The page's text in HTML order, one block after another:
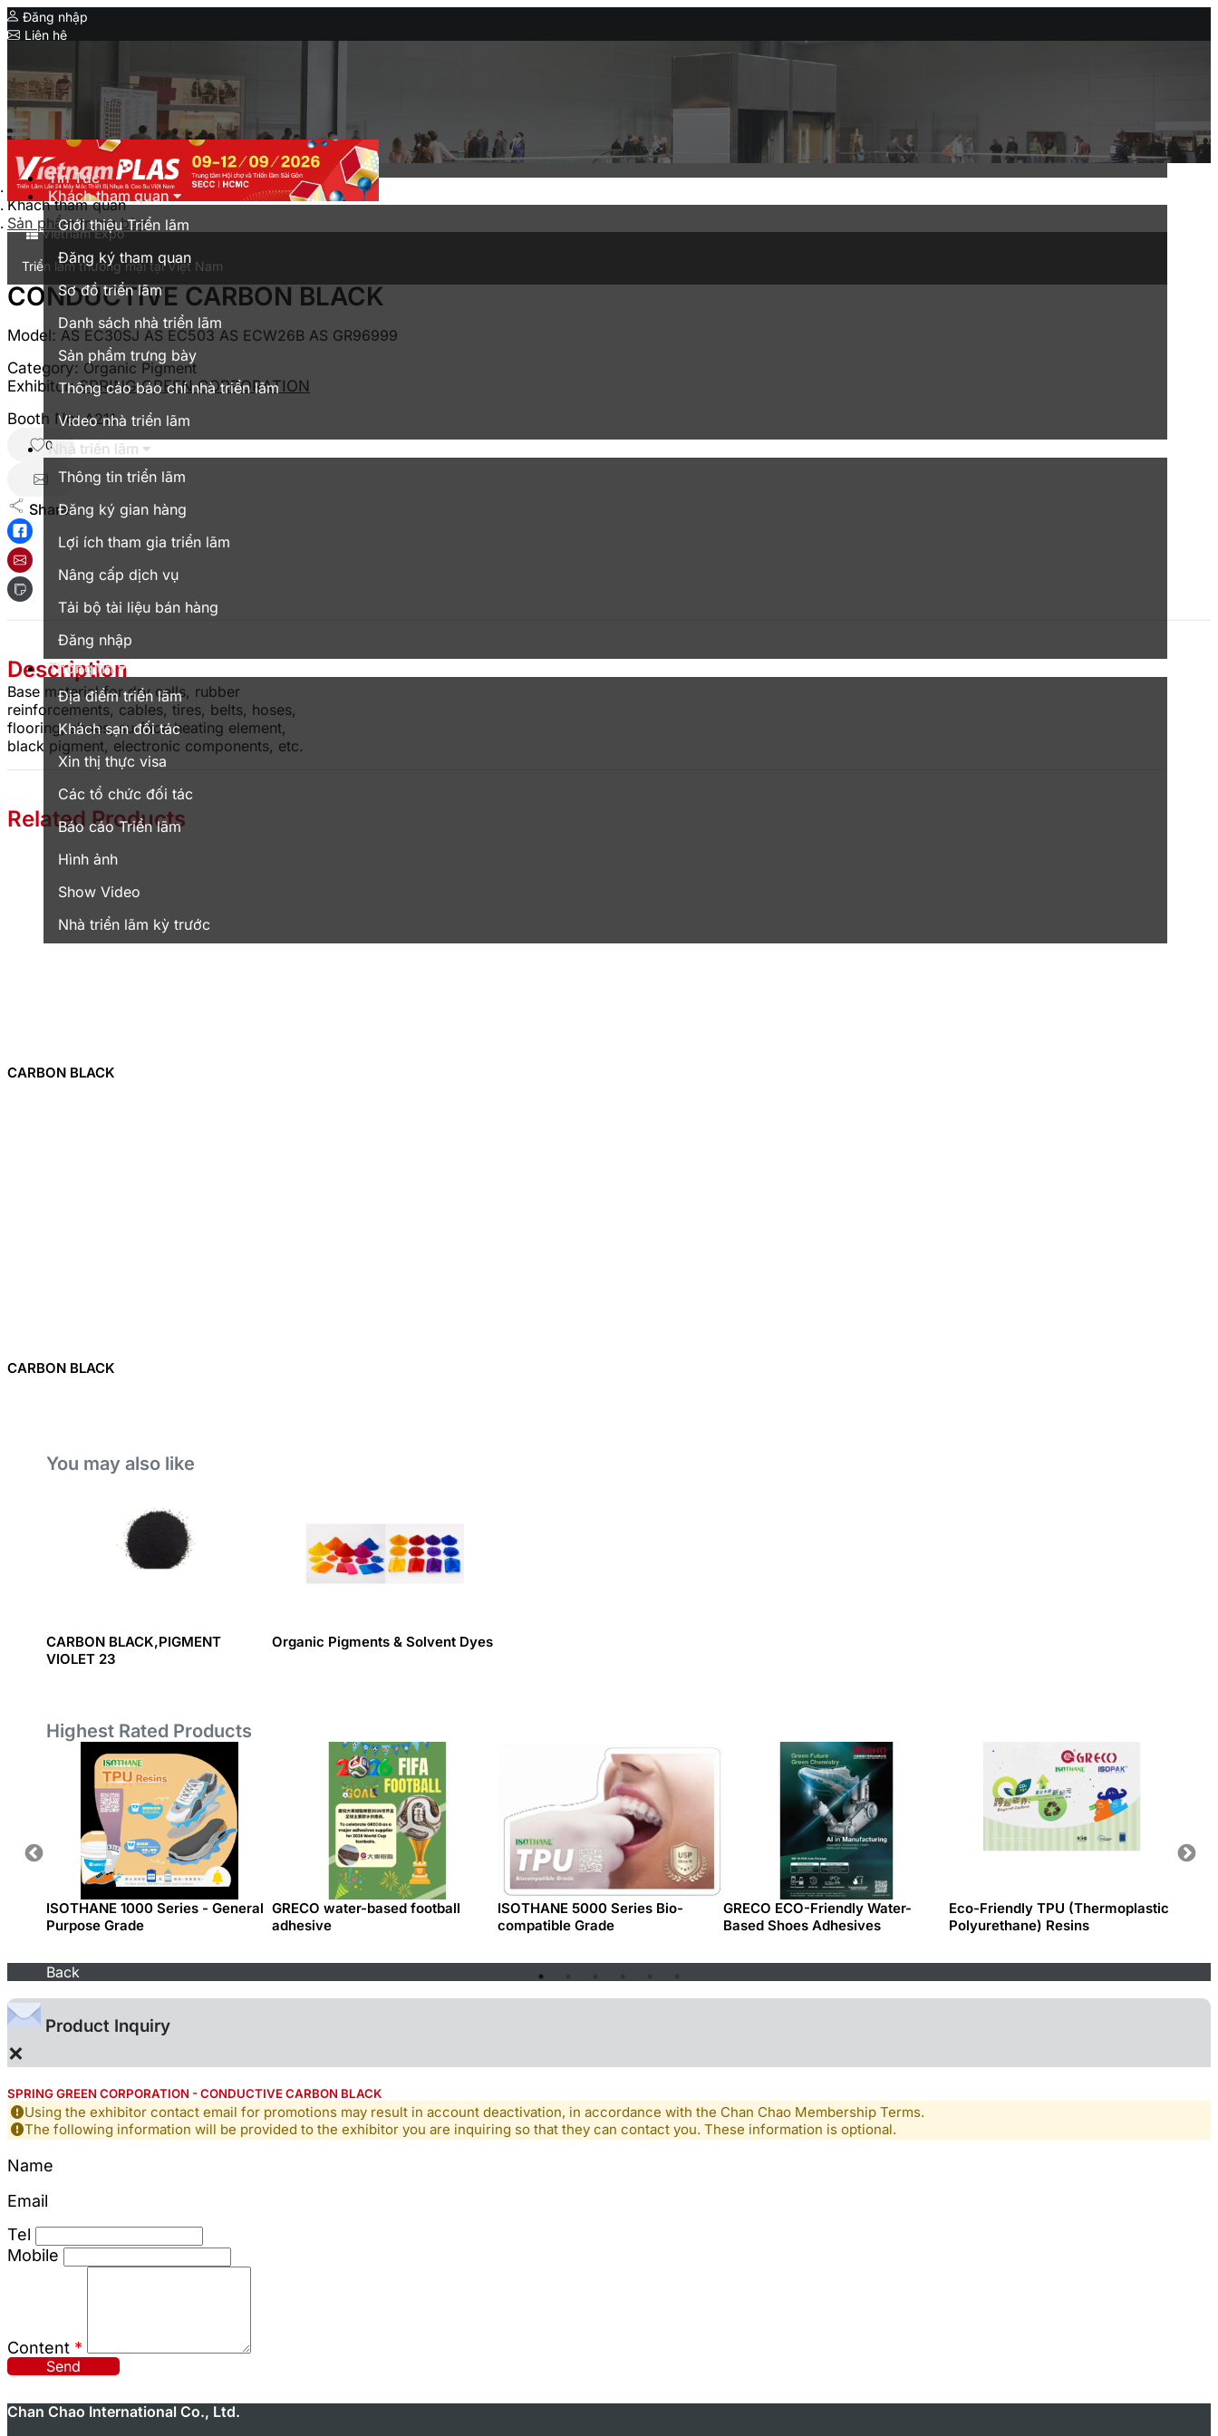
Đăng nhập
Liên hệ
Serial Expo
HanoiPlas
IPF Bangladesh
CIMIF
MyanmarPlasPrintPack
Vietnam Expo
Triển lãm thương mại tại Việt Nam
English
Tin Tức
Khách tham quan
Giới thiệu Triển lãm
Đăng ký tham quan
Sơ đồ triển lãm
Danh sách nhà triển lãm
Sản phẩm trưng bày
Thông cáo báo chí nhà triển lãm
Video nhà triển lãm
Nhà triển lãm
Thông tin triển lãm
Đăng ký gian hàng
Lợi ích tham gia triển lãm
Nâng cấp dịch vụ
Tải bộ tài liệu bán hàng
Đăng nhập
Thông tin
Địa điểm triển lãm
Khách sạn đối tác
Xin thị thực visa
Các tổ chức đối tác
Báo cáo Triển lãm
Hình ảnh
Show Video
Nhà triển lãm kỳ trước
Trang chủ
Khách tham quan
Sản phẩm trưng bày
CONDUCTIVE CARBON BLACK
Model: AS EC30SJ AS EC503 AS ECW26B AS GR96999
Category: Organic Pigment
Exhibitor:SPRING GREEN CORPORATION
Booth No:A211
0
Share :
Description
Base material for dry cells, rubber
reinforcements, cables, tires, belts, hoses,
flooring, shoes, surface heating element,
black pigment, electronic components, etc.
Related Products
CARBON BLACK
CARBON BLACK
You may also like
CARBON BLACK,PIGMENT
VIOLET 23
Organic Pigments & Solvent Dyes
Highest Rated Products
ISOTHANE 1000 Series - General
Purpose Grade
GRECO water-based football
adhesive
ISOTHANE 5000 Series Bio-
compatible Grade
GRECO ECO-Friendly Water-
Based Shoes Adhesives
Eco-Friendly TPU (Thermoplastic
Polyurethane) Resins
Back
Product Inquiry
×
SPRING GREEN CORPORATION - CONDUCTIVE CARBON BLACK
Using the exhibitor contact email for promotions may result in account deactivation, in accordance with the Chan Chao Membership Terms.
The following information will be provided to the exhibitor you are inquiring so that they can contact you. These information is optional.
Name
Email
Tel
Mobile
Content *
Send
Chan Chao International Co., Ltd.